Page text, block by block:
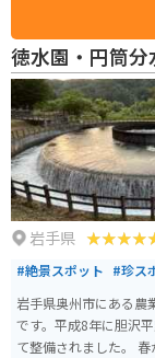
緑、秋の紅葉など、四季
の名勝にも指定されて
ながら、静かな流れの
とができます。平泉か
この地域を楽しむこと
す。後半は船頭さんが
徳水園・円筒分
岩手県
#絶景スポット #珍ス
岩手県奥州市にある農
です。平成8年に胆沢
て整備されました。 春から秋にかけては毎時間に噴水を行っているところを